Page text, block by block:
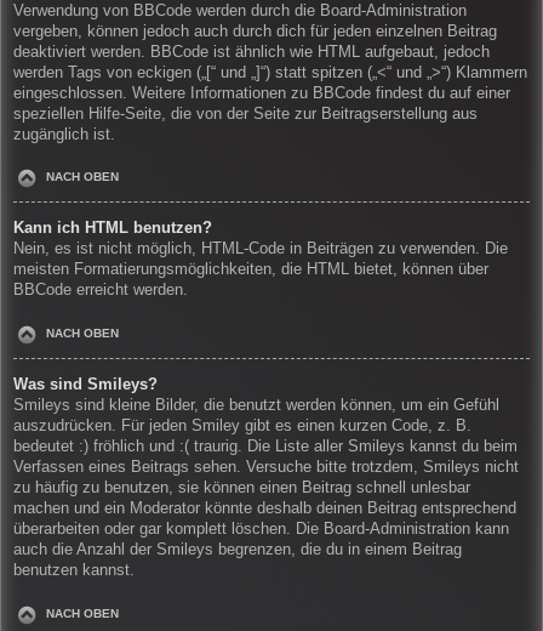
Verwendung von BBCode werden durch die Board-Administration
vergeben, können jedoch auch durch dich für jeden einzelnen Beitrag
deaktiviert werden. BBCode ist ähnlich wie HTML aufgebaut, jedoch
werden Tags von eckigen („[“ und „]“) statt spitzen („<“ und „>“) Klammern
eingeschlossen. Weitere Informationen zu BBCode findest du auf einer
speziellen Hilfe-Seite, die von der Seite zur Beitragserstellung aus
zugänglich ist.
NACH OBEN
Kann ich HTML benutzen?
Nein, es ist nicht möglich, HTML-Code in Beiträgen zu verwenden. Die
meisten Formatierungsmöglichkeiten, die HTML bietet, können über
BBCode erreicht werden.
NACH OBEN
Was sind Smileys?
Smileys sind kleine Bilder, die benutzt werden können, um ein Gefühl
auszudrücken. Für jeden Smiley gibt es einen kurzen Code, z. B.
bedeutet :) fröhlich und :( traurig. Die Liste aller Smileys kannst du beim
Verfassen eines Beitrags sehen. Versuche bitte trotzdem, Smileys nicht
zu häufig zu benutzen, sie können einen Beitrag schnell unlesbar
machen und ein Moderator könnte deshalb deinen Beitrag entsprechend
überarbeiten oder gar komplett löschen. Die Board-Administration kann
auch die Anzahl der Smileys begrenzen, die du in einem Beitrag
benutzen kannst.
NACH OBEN